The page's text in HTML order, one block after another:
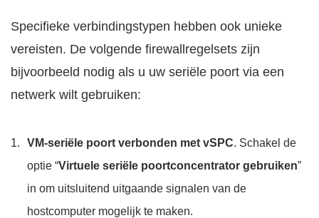
Specifieke verbindingstypen hebben ook unieke
vereisten. De volgende firewallregelsets zijn
bijvoorbeeld nodig als u uw seriële poort via een
netwerk wilt gebruiken:
VM-seriële poort verbonden met vSPC. Schakel de
optie “Virtuele seriële poortconcentrator gebruiken”
in om uitsluitend uitgaande signalen van de
hostcomputer mogelijk te maken.